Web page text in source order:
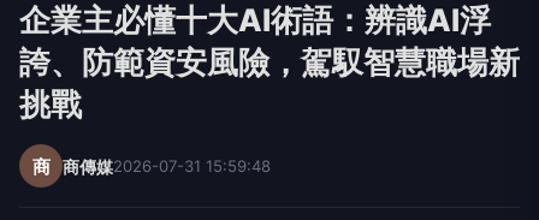
企業主必懂十大AI術語：辨識AI浮
誇、防範資安風險，駕馭智慧職場新
挑戰
商 商傳媒2026-07-31 15:59:48